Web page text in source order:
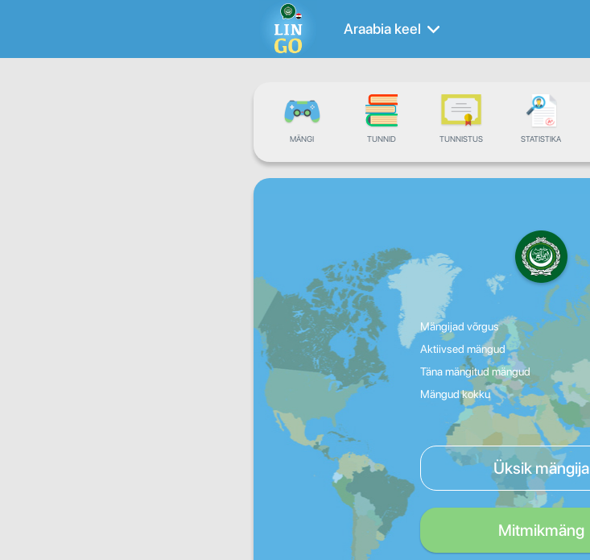
Araabia keel
MÄNGI TUNNID TUNNISTUS STATISTIKA
Mängijad võrgus
Aktiivsed mängud
Täna mängitud mängud
Mängud kokku
Üksik mängija
Mitmikmäng